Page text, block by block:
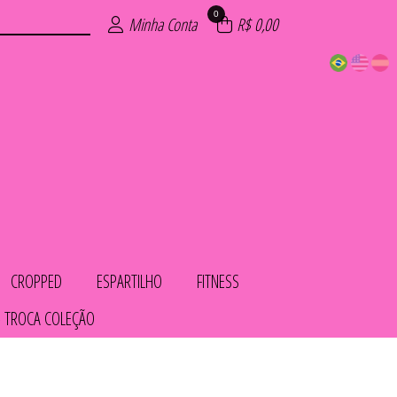
Minha Conta 0 R$ 0,00
CROPPED ESPARTILHO FITNESS
COLEÇÃO